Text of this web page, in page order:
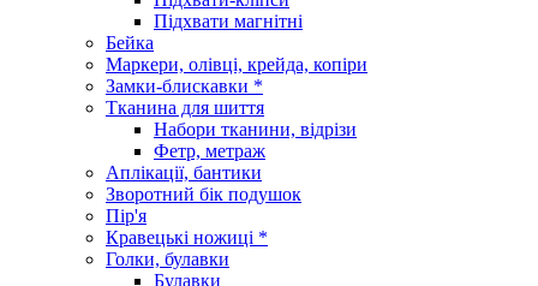
Підхвати магнітні
Бейка
Маркери, олівці, крейда, копіри
Замки-блискавки *
Тканина для шиття
Набори тканини, відрізи
Фетр, метраж
Аплікації, бантики
Зворотний бік подушок
Пір'я
Кравецькі ножиці *
Голки, булавки
Булавки